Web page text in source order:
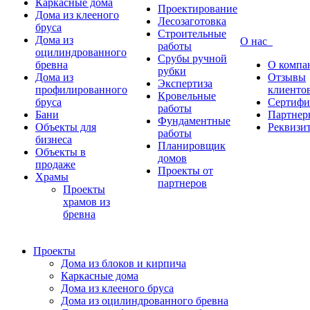
Каркасные дома
Дома из клееного
бруса
Дома из
оцилиндрованного
бревна
Дома из
профилированного
бруса
Бани
Объекты для
бизнеса
Объекты в
продаже
Храмы
Проекты
храмов из
бревна
Проектирование
Лесозаготовка
Строительные
работы
Срубы ручной
рубки
Экспертиза
Кровельные
работы
Фундаментные
работы
Планировщик
домов
Проекты от
партнеров
О нас
О
Отзывы
Проекты
Дома из блоков и кирпича
Каркасные дома
Дома из клееного бруса
Дома из оцилиндрованного бревна